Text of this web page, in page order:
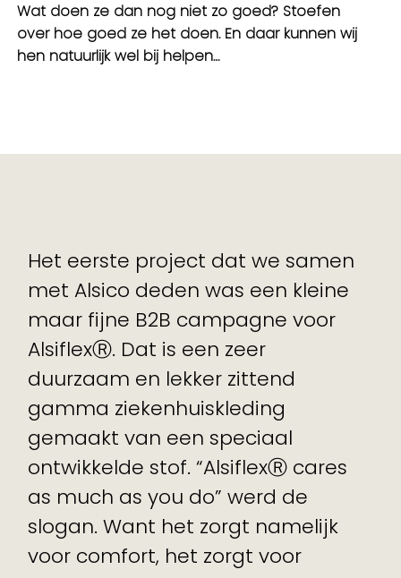
Wat doen ze dan nog niet zo goed? Stoefen
over hoe goed ze het doen. En daar kunnen wij
hen natuurlijk wel bij helpen…
Het eerste project dat we samen
met Alsico deden was een kleine
maar fijne B2B campagne voor
AlsiflexⓇ. Dat is een zeer
duurzaam en lekker zittend
gamma ziekenhuiskleding
gemaakt van een speciaal
ontwikkelde stof. “AlsiflexⓇ cares
as much as you do” werd de
slogan. Want het zorgt namelijk
voor comfort, het zorgt voor